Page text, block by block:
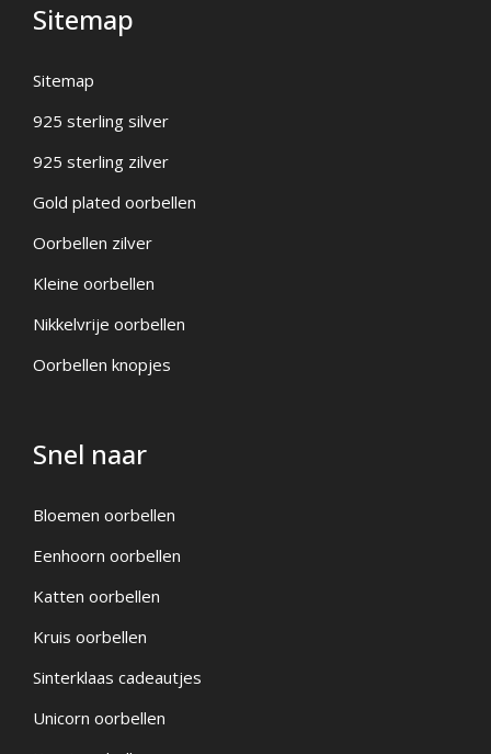
Sitemap
Sitemap
925 sterling silver
925 sterling zilver
Gold plated oorbellen
Oorbellen zilver
Kleine oorbellen
Nikkelvrije oorbellen
Oorbellen knopjes
Snel naar
Bloemen oorbellen
Eenhoorn oorbellen
Katten oorbellen
Kruis oorbellen
Sinterklaas cadeautjes
Unicorn oorbellen